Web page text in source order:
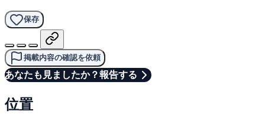
保存
掲載内容の確認を依頼
あなたも見ましたか？報告する
位置